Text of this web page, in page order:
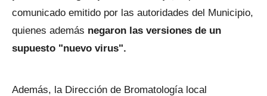
comunicado emitido por las autoridades del Municipio,
quienes además negaron las versiones de un
supuesto "nuevo virus".
Además, la Dirección de Bromatología local